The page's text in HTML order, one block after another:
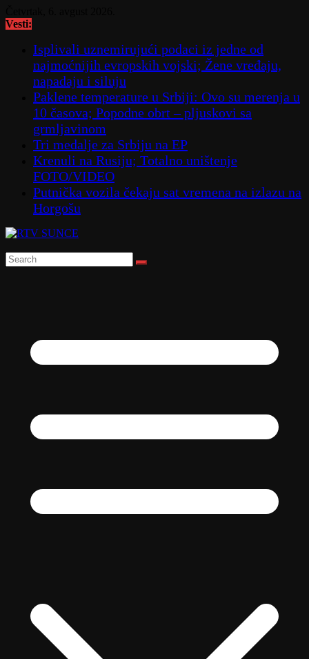
to
Vesti:
Isplivali uznemirujući podaci iz jedne od
najmoćnijih evropskih vojski; Žene vređaju,
napadaju i siluju
Paklene temperature u Srbiji: Ovo su merenja u
10 časova; Popodne obrt – pljuskovi sa
grmljavinom
Tri medalje za Srbiju na EP
Krenuli na Rusiju; Totalno uništenje
FOTO/VIDEO
Putnička vozila čekaju sat vremena na izlazu na
Horgošu